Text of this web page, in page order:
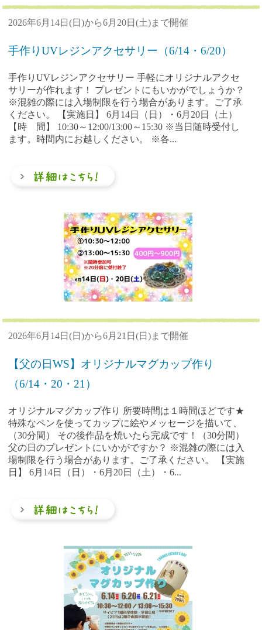
2026年6月14日(日)から6月20日(土)まで開催
手作りUVレジンアクセサリー（6/14・6/20）
手作りUVレジンアクセサリー 手軽にオリジナルアクセ
サリーが作れます！ プレゼントにもいかがでしょうか？
※混雑の際には入場制限を行う場合があります。ご了承
ください。 【実施日】 6月14日（日）・6月20日（土）
【時 間】 10:30～12:00/13:00～15:30 ※当日随時受付し
ます。時間内にお越しください。 ※各...
2026年6月14日(日)から6月21日(日)まで開催
【父の日WS】オリジナルマグカップ作り
（6/14・20・21）
オリジナルマグカップ作り 所要時間は１時間ほどです★
特殊なペンを使ってカップに絵やメッセージを描いて、
（30分間） その後作品を焼いたら完成です！（30分間）
父の日のプレゼントにいかがですか？ ※混雑の際には入
場制限を行う場合があります。ご了承ください。 【実施
日】 6月14日（日）・6月20日（土）・6...